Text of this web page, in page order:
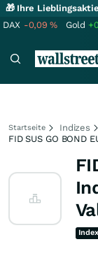
🎁 Ihre
DAX -0,09% Gold
Startseite
Indizes
FID SUS GO BOND
Index